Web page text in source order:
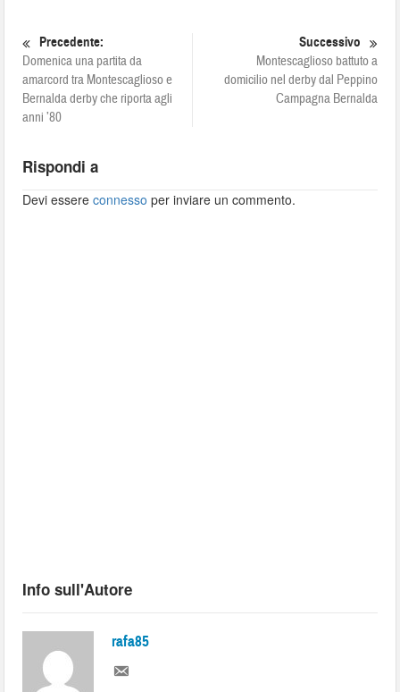
Precedente:
Domenica una partita da
amarcord tra Montescaglioso e
Bernalda derby che riporta agli
anni ’80
Successivo
Montescaglioso battuto a
domicilio nel derby dal Peppino
Campagna Bernalda
Rispondi a
Devi essereconnesso per inviare un commento.
Info sull'Autore
rafa85